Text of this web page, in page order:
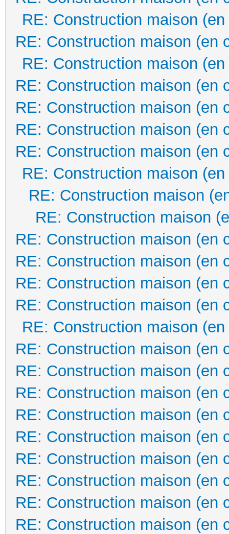
RE: Construction maison
RE: Construction maison (en
RE: Construction maison
RE: Construction maison (en
RE: Construction maison (en
RE: Construction maison (en
RE: Construction maison (en
RE: Construction maison
RE: Construction maison
RE: Construction maison
RE: Construction maison (en
RE: Construction maison (en
RE: Construction maison (en
RE: Construction maison (en
RE: Construction maison
RE: Construction maison (en
RE: Construction maison (en
RE: Construction maison (en
RE: Construction maison (en
RE: Construction maison (en
RE: Construction maison (en
RE: Construction maison (en
RE: Construction maison (en
RE: Construction maison (en